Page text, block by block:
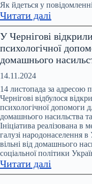
ознакою
статі
Як йдеться у
Читати далі
“10%
від
на
у
2024
році
7604
заяви
У Чернігові
психологічної
домашнього
14.11.2024
14 листопада за адресою
Чернігові відбулося
психологічної допомоги
домашнього насильства
Ініціатива реалізована
галузі народонаселення
вільні від домашнього
соціальної політики
Читати далі
У